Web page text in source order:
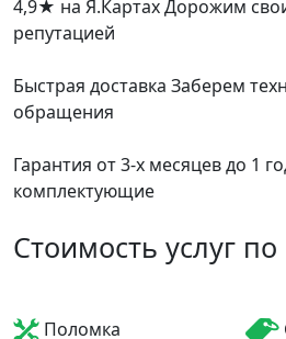
4,9★ на Я.КартахДорожим
репутацией
Быстрая доставка Заберем
обращения
Гарантия от 3-х месяцев до 1
комплектующие
Стоимость услуг
Поломка